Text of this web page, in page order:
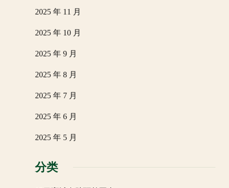
2025 年 11 月
2025 年 10 月
2025 年 9 月
2025 年 8 月
2025 年 7 月
2025 年 6 月
2025 年 5 月
分类